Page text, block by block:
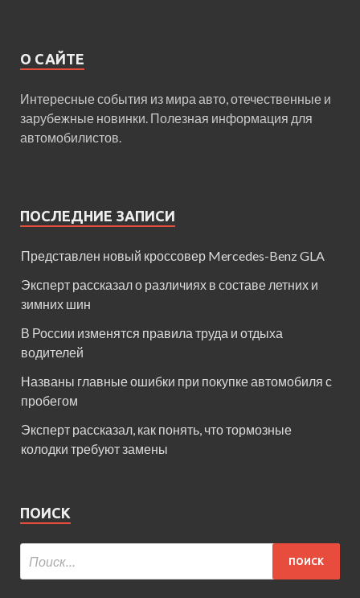
О САЙТЕ
Интересные события из мира авто, отечественные и
зарубежные новинки. Полезная информация для
автомобилистов.
ПОСЛЕДНИЕ ЗАПИСИ
Представлен новый кроссовер Mercedes-Benz GLA
Эксперт рассказал о различиях в составе летних и
зимних шин
В России изменятся правила труда и отдыха
водителей
Названы главные ошибки при покупке автомобиля с
пробегом
Эксперт рассказал, как понять, что тормозные
колодки требуют замены
ПОИСК